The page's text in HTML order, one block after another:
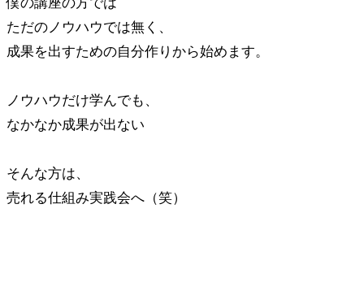
ただのノウハウでは無く、
成果を出すための自分作りから始めます。
ノウハウだけ学んでも、
なかなか成果が出ない
そんな方は、
売れる仕組み実践会へ（笑）